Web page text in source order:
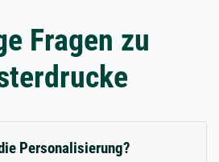
Fragen zu
Personalisierung?